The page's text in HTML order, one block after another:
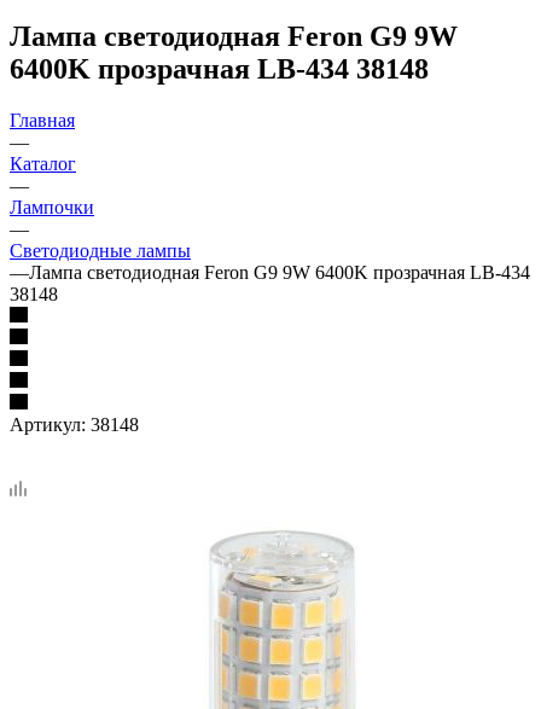
Лампа светодиодная Feron G9 9W
6400K прозрачная LB-434 38148
Главная
—
Каталог
—
Лампочки
—
Светодиодные лампы
—Лампа светодиодная Feron G9 9W 6400K прозрачная LB-434
38148
Артикул: 38148